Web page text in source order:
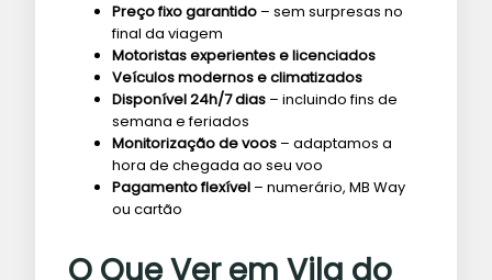
Preço fixo garantido – sem surpresas no
final da viagem
Motoristas experientes e licenciados
Veículos modernos e climatizados
Disponível 24h/7 dias – incluindo fins de
semana e feriados
Monitorização de voos – adaptamos a
hora de chegada ao seu voo
Pagamento flexível – numerário, MB Way
ou cartão
O Que Ver em Vila do